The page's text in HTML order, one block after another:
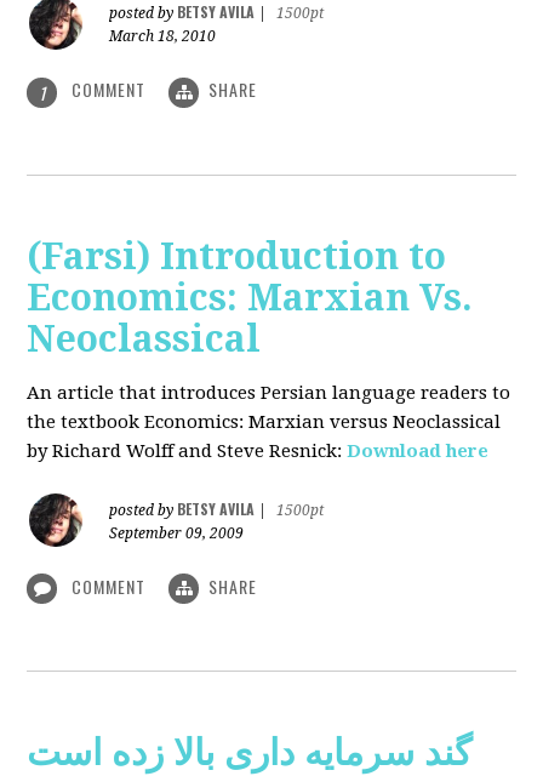
posted by BETSY AVILA
1500pt
March 18, 2010
1 COMMENT SHARE
(Farsi) Introduction to
Economics: Marxian Vs.
Neoclassical
An article that introduces Persian language readers to
the textbook Economics: Marxian versus Neoclassical
by Richard Wolff and Steve Resnick:Download here
posted by BETSY AVILA
1500pt
September 09, 2009
COMMENT SHARE
گند سرمایه داری بالا زده است